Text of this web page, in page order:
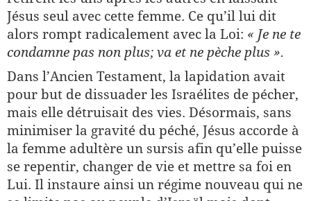
Jésus seul avec cette femme. Ce qu’il lui dit
alors rompt radicalement avec la Loi: « Je ne te
condamne pas non plus; va et ne pèche plus ».
Dans l’Ancien Testament, la lapidation avait
pour but de dissuader les Israélites de pécher,
mais elle détruisait des vies. Désormais, sans
minimiser la gravité du péché, Jésus accorde à
la femme adultère un sursis afin qu’elle puisse
se repentir, changer de vie et mettre sa foi en
Lui. Il instaure ainsi un régime nouveau qui ne